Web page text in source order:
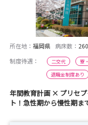
所在地： 福岡県 病床数：
制度待遇：
二交代 寮
退職金制度あり
年間教育計画 × プリセ
ト！急性期から慢性期ま